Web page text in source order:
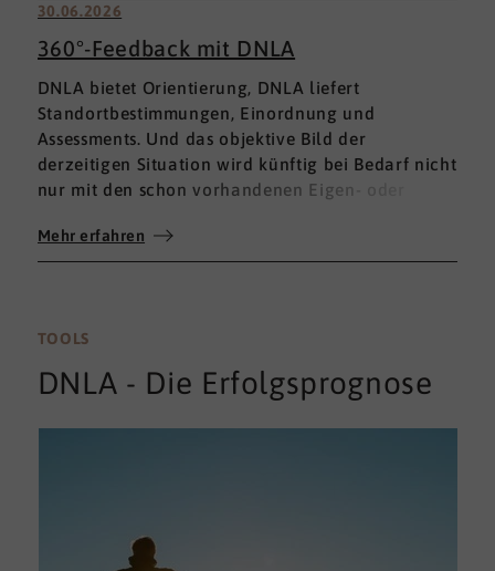
30.06.2026
360°-Feedback mit DNLA
DNLA bietet Orientierung, DNLA liefert
Standortbestimmungen, Einordnung und
Assessments. Und das objektive Bild der
derzeitigen Situation wird künftig bei Bedarf nicht
nur mit den schon vorhandenen Eigen- oder
umfassenden 360°-Feedback.
Mehr erfahren
TOOLS
DNLA - Die Erfolgsprognose